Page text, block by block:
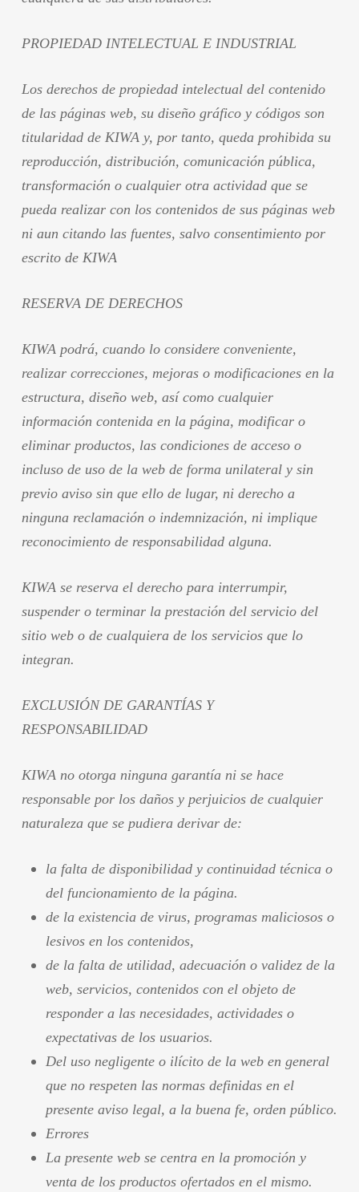
PROPIEDAD INTELECTUAL E INDUSTRIAL
Los derechos de propiedad intelectual del contenido
de las páginas web, su diseño gráfico y códigos son
titularidad de KIWA y, por tanto, queda prohibida su
reproducción, distribución, comunicación pública,
transformación o cualquier otra actividad que se
pueda realizar con los contenidos de sus páginas web
ni aun citando las fuentes, salvo consentimiento por
escrito de KIWA
RESERVA DE DERECHOS
KIWA podrá, cuando lo considere conveniente,
realizar correcciones, mejoras o modificaciones en la
estructura, diseño web, así como cualquier
información contenida en la página, modificar o
eliminar productos, las condiciones de acceso o
incluso de uso de la web de forma unilateral y sin
previo aviso sin que ello de lugar, ni derecho a
ninguna reclamación o indemnización, ni implique
reconocimiento de responsabilidad alguna.
KIWA se reserva el derecho para interrumpir,
suspender o terminar la prestación del servicio del
sitio web o de cualquiera de los servicios que lo
integran.
EXCLUSIÓN DE GARANTÍAS Y
RESPONSABILIDAD
KIWA no otorga ninguna garantía ni se hace
responsable por los daños y perjuicios de cualquier
naturaleza que se pudiera derivar de:
la falta de disponibilidad y continuidad técnica o
del funcionamiento de la página.
de la existencia de virus, programas maliciosos o
lesivos en los contenidos,
de la falta de utilidad, adecuación o validez de la
web, servicios, contenidos con el objeto de
responder a las necesidades, actividades o
expectativas de los usuarios.
Del uso negligente o ilícito de la web en general
que no respeten las normas definidas en el
presente aviso legal, a la buena fe, orden público.
Errores
La presente web se centra en la promoción y
venta de los productos ofertados en el mismo.